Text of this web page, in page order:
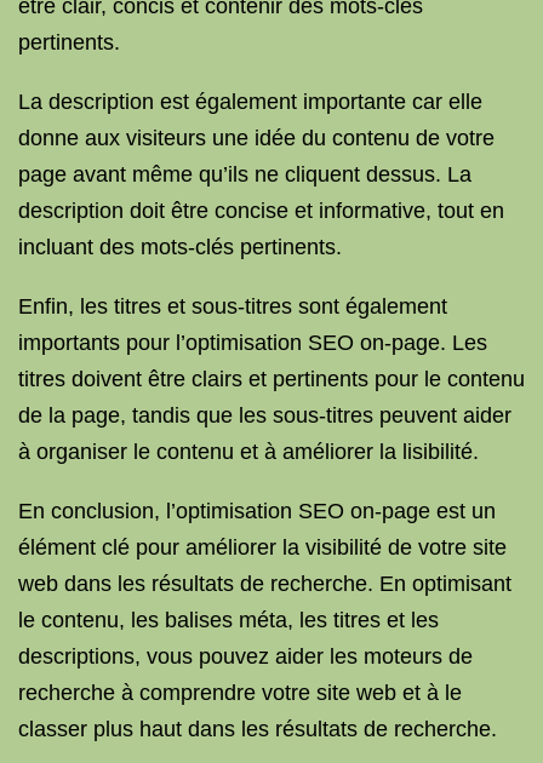
être clair, concis et contenir des mots-clés
pertinents.
La description est également importante car elle
donne aux visiteurs une idée du contenu de votre
page avant même qu’ils ne cliquent dessus. La
description doit être concise et informative, tout en
incluant des mots-clés pertinents.
Enfin, les titres et sous-titres sont également
importants pour l’optimisation SEO on-page. Les
titres doivent être clairs et pertinents pour le contenu
de la page, tandis que les sous-titres peuvent aider
à organiser le contenu et à améliorer la lisibilité.
En conclusion, l’optimisation SEO on-page est un
élément clé pour améliorer la visibilité de votre site
web dans les résultats de recherche. En optimisant
le contenu, les balises méta, les titres et les
descriptions, vous pouvez aider les moteurs de
recherche à comprendre votre site web et à le
classer plus haut dans les résultats de recherche.